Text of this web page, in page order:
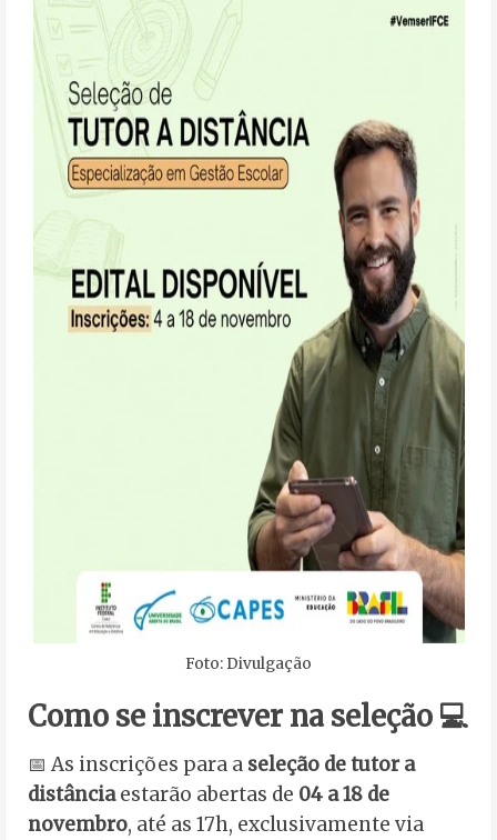
Foto: Divulgação
Como se inscrever na seleção 💻
📅 As inscrições para a seleção de tutor a
distânciaestarão abertas de 04 a 18 de
novembro, até as 17h, exclusivamente via